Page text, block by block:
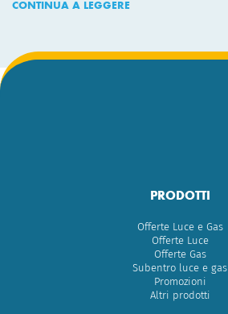
CONTINUA A LEGGERE
PRODOTTI
Offerte Luce e Gas
Offerte Luce
Offerte Gas
Subentro luce e gas
Promozioni
Altri prodotti